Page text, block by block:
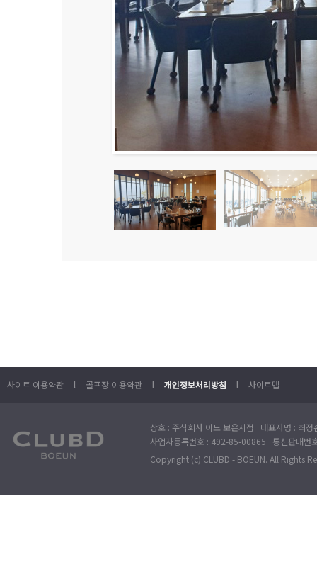
사이트 이용약관 l 골프장 이용약관 l 개인정보처리방침 l 사이트맵
상호 : 주식회사 이도 보은지점 대표자명 : 최
사업자등록번호 : 492-85-00865 통신판매
Copyright (c) CLUBD - BOEUN. All Rights